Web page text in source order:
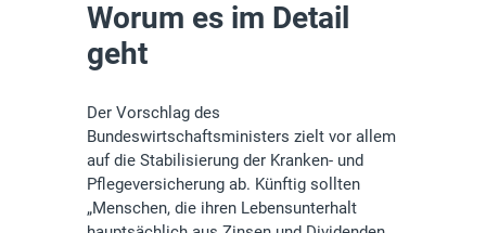
Worum es im Detail
geht
Der Vorschlag des
Bundeswirtschaftsministers zielt vor allem
auf die Stabilisierung der Kranken- und
Pflegeversicherung ab. Künftig sollten
„Menschen, die ihren Lebensunterhalt